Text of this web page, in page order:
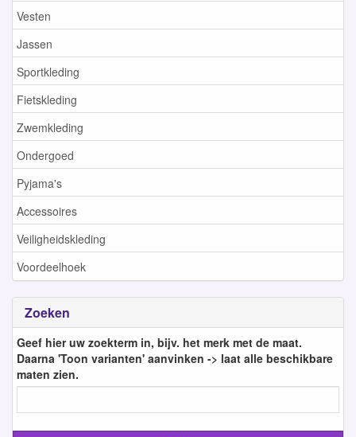
Vesten
Jassen
Sportkleding
Fietskleding
Zwemkleding
Ondergoed
Pyjama's
Accessoires
Veiligheidskleding
Voordeelhoek
Zoeken
Geef hier uw zoekterm in, bijv. het merk met de maat.
Daarna 'Toon varianten' aanvinken -> laat alle beschikbare
maten zien.